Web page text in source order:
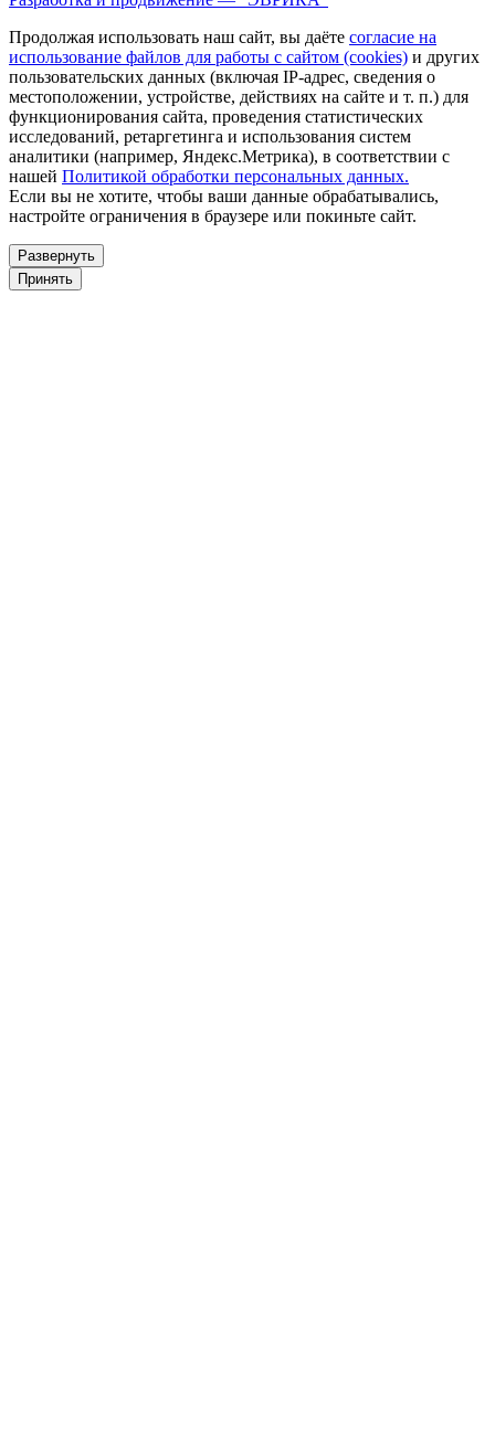
Продолжая использовать наш сайт, вы даёте согласие на
использование файлов для работы с сайтом (cookies) и других
пользовательских данных (включая IP-адрес, сведения о
местоположении, устройстве, действиях на сайте и т. п.) для
функционирования сайта, проведения статистических
исследований, ретаргетинга и использования систем
аналитики (например, Яндекс.Метрика), в соответствии с
нашей Политикой обработки персональных данных.
Если вы не хотите, чтобы ваши данные обрабатывались,
настройте ограничения в браузере или покиньте сайт.
Развернуть
Принять